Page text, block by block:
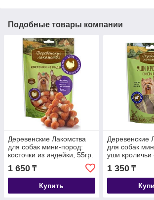
Подобные товары компании
Деревенские Лакомства
для собак мини-пород:
косточки из индейки, 55гр.
1 650 ₸
Купить
Деревенские
для собак
уши кроличьи
ягнёнка, 55гр.
1 350₸